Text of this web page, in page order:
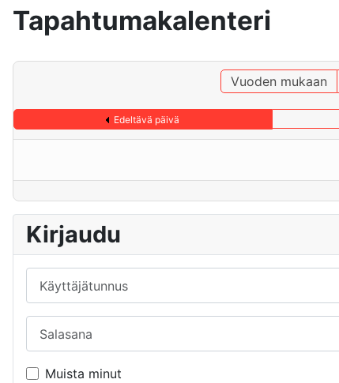
Tapahtumakalenteri
Vuoden mukaan
Edeltävä päivä
Kirjaudu
Muista minut